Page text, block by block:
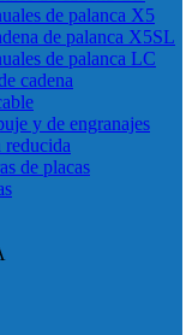
de palanca X5
de palanca X5SL
de palanca LC
cadena
y de engranajes
reducida
de placas